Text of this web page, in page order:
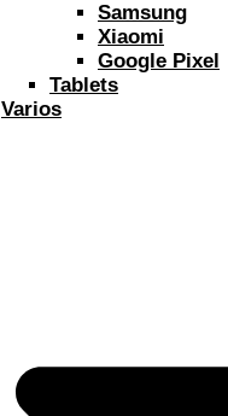
Samsung
Xiaomi
Google Pixel
Tablets
Varios